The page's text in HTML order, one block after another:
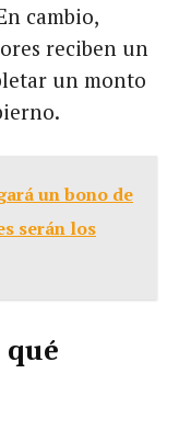
cambio,
reciben un
un monto
un bono de
serán los
qué